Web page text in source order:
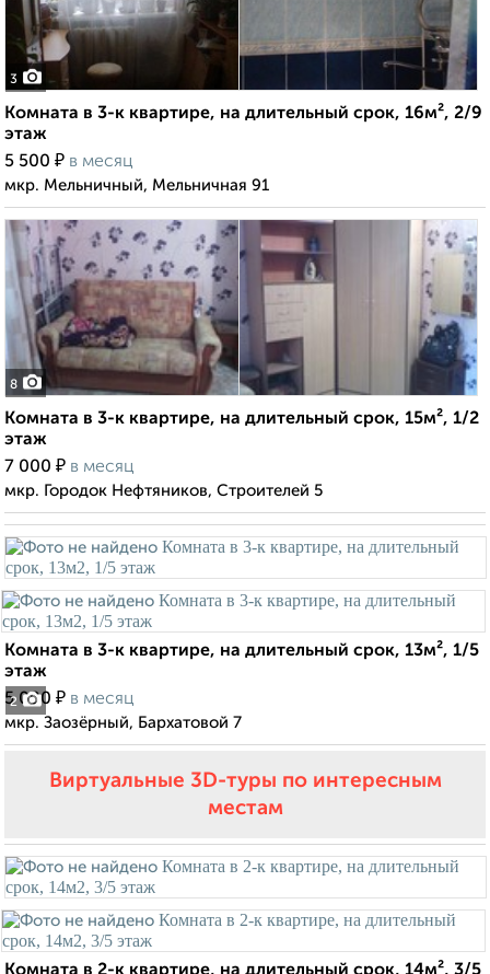
3
Комната в 3-к квартире, на длительный срок, 16м², 2/9
этаж
5 500 ₽ в месяц
мкр. Мельничный, Мельничная 91
8
Комната в 3-к квартире, на длительный срок, 15м², 1/2
этаж
7 000 ₽ в месяц
мкр. Городок Нефтяников, Строителей 5
2
Комната в 3-к квартире, на длительный срок, 13м², 1/5
этаж
5 000 ₽ в месяц
мкр. Заозёрный, Бархатовой 7
Виртуальные 3D-туры по интересным
местам